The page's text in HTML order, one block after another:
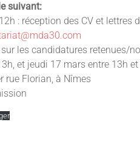
suivant:
: réception des CV et lettres
les candidatures retenues/
et jeudi 17 mars entre 13h
rue Florian, à Nîmes